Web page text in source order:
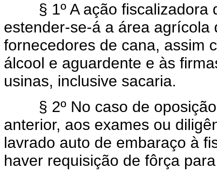
§ 1º A ação fiscalizadora
estender-se-á a área
fornecedores de cana, assim
álcool e aguardente e às
usinas, inclusive sacaria.
§ 2º No caso de oposição
anterior, aos exames ou
lavrado auto de embaraço à
haver requisição de fôrça